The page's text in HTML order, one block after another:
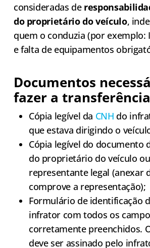
consideradas de
do proprietário do veículo,
quem o conduzia (por exemplo:
e falta de equipamentos
Documentos
fazer a transferência
Cópia legível da CNH do
que estava dirigindo o
Cópia legível do documento
do proprietário do veículo
representante legal (anexar
comprove a representação);
Formulário de identificação
infrator com todos os
corretamente preenchidos.
deve ser assinado pelo